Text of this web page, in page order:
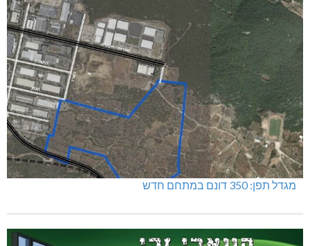
מגדל תפן: 350 דונם במתחם חדש